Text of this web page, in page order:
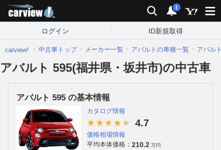
検索 通知
i
ログイン ID新規取得
carview! 中古車トップ メーカー一覧 アバルトの車種一覧 アバル
アバルト 595(福井県・坂井市)の中古車
アバルト 595 の基本情報
カタログ情報
4.7
価格相場情報
平均本体価格： 210.2 万円